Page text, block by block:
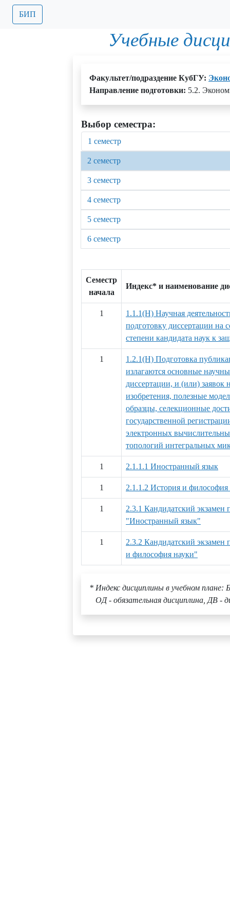
БИП
Учебные
Факультет/подраздение КубГУ:
Направление подготовки: 5.2.
Выбор семестра:
1 семестр
2 семестр
3 семестр
4 семестр
5 семестр
6 семестр
Семестр
начала
Индекс* и наименование
1
1.1.1(Н) Научная
подготовку диссертации на
степени кандидата наук к
1
1.2.1(Н) Подготовка
излагаются основные
диссертации, и (или) заявок
изобретения, полезные
образцы, селекционные
государственной
электронных
топологий интегральных
1 2.1.1.1 Иностранный язык
1 2.1.1.2 История и философия
1
2.3.1 Кандидатский экзамен
"Иностранный язык"
1
2.3.2 Кандидатский
и философия науки"
* Индекс дисциплины в учебном плане:
ОД - обязательная дисциплина, ДВ -